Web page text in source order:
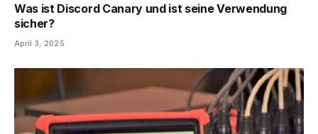
Was ist Discord Canary und ist seine Verwendung
sicher?
April 3, 2025